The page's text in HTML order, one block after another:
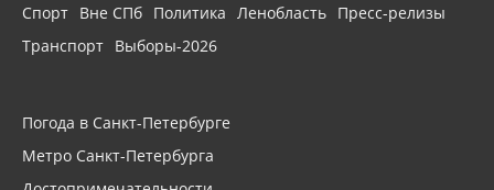
Спорт Вне СПб Политика Ленобласть Пресс-релизы
Транспорт Выборы-2026
Погода в Санкт-Петербурге
Метро Санкт-Петербурга